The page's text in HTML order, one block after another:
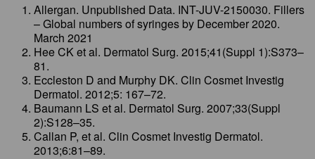
Allergan. Unpublished Data. INT-JUV-2150030. Fillers
– Global numbers of syringes by December 2020.
March 2021
Hee CK et al. Dermatol Surg. 2015;41(Suppl 1):S373–
81.
Eccleston D and Murphy DK. Clin Cosmet Investig
Dermatol. 2012;5: 167–72.
Baumann LS et al. Dermatol Surg. 2007;33(Suppl
2):S128–35.
Callan P, et al. Clin Cosmet Investig Dermatol.
2013;6:81–89.